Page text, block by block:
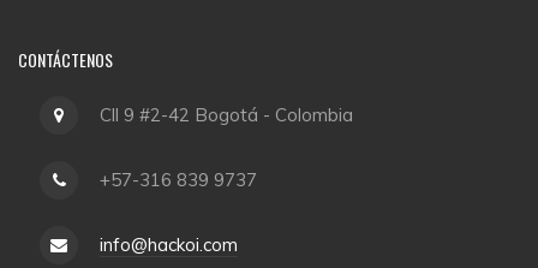
CONTÁCTENOS
Cll 9 #2-42 Bogotá - Colombia
+57-316 839 9737
info@hackoi.com